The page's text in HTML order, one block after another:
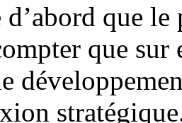
que le
que sur